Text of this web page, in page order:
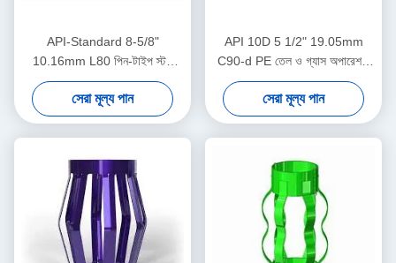
API-Standard 8-5/8"
10.16mm L80 পিন-টাইপ স্টপ
কলার তেল ও গ্যাস অপারেশনে কেসিং
সেন্ট্রালাইজার ডিসপ্লেসমেন্ট সীমাবদ্ধ
করার জন্য ডিজাইন করা হয়েছে
সেরা মূল্য পান
API 10D 5 1/2" 19.05mm
C90-d PE তেল ও গ্যাস অপারেশনে
অয়েলফিল্ড সেন্ট্রালাইজার
সেরা মূল্য পান